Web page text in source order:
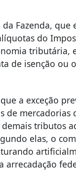
Fazenda,
do
tributária,
de isenção ou
a exceção
mercadorias
tributos
elas, o
arrecadação